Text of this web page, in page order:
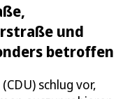
und
betroffen
schlug vor,